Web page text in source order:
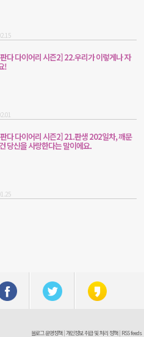
다 다이어리 시즌2] 22.우리가 이렇게나 자
!
다 다이어리 시즌2] 21.판생 202일차, 깨문
당신을 사랑한다는 말이에요.
블로그 운영정책| 개인정보 취급 및 처리 정책| RSS feeds